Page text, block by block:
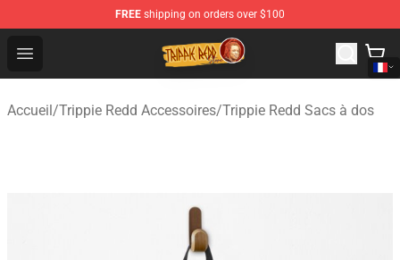
FREE shipping on orders over $100
Open menu
Trippie Redd Store - Official Trippie Redd Merchandise
Accueil/Trippie Redd Accessoires/Trippie Redd Sacs à dos